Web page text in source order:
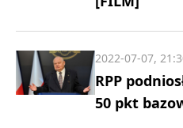
RPP
50 pkt
2022-07-07,